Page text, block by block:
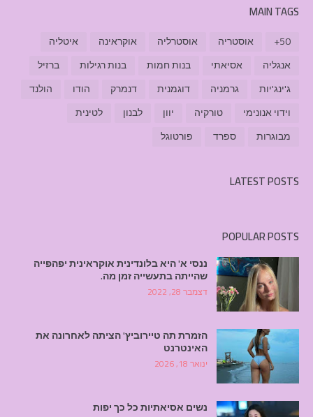
MAIN TAGS
50+ אוסטריה אוסטרליה אוקראינה
איטליה
אנגליה
אסיאתי בנות חמות בנות רגילות
ברזיל
ג'ינג'יות
גרמניה דוגמנית דנמרק הודו
הולנד
וידוי אנונימי
טורקיה יוון לבנון
לטינית
מבוגרות
ספרד פורטוגל
LATEST POSTS
POPULAR POSTS
ננסי א' היא בלונדינית אוקראינית יפהפייה
שהייתה בתעשייה זמן מה.
דצמבר 28, 2022
הזמרת תה טיירוביץ' הציתה לאחרונה את
האינטרנט
ינואר 18, 2026
נשים אסיאתיות כל כך יפות